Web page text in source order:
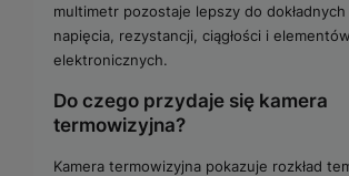
multimetr pozostaje lepszy do
napięcia, rezystancji, ciągłości i elementów
elektronicznych.
Do czego przydaje się kamera
termowizyjna?
Kamera termowizyjna pokazuje rozkład